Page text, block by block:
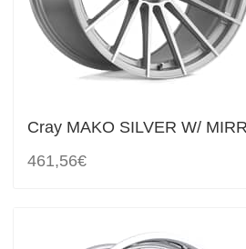
Cray MAKO SILVER W/
461,56€